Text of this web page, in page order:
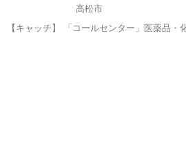
高松市
【キャッチ】 「コールセンター」医薬品・